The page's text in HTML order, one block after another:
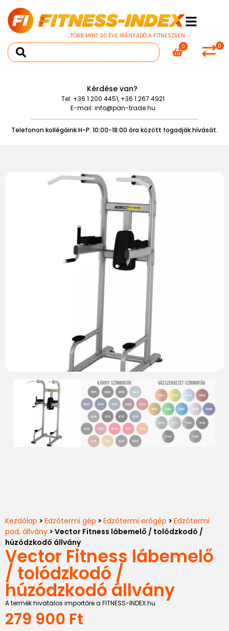
...TÖBB MINT 30 ÉVE IRÁNYADÓ A FITNESZBEN
0
0
Kérdése van?
Tel: +36 1 200 4451, +36 1 267 4921
E-mail: info@pan-trade.hu
Telefonon kollégáink H-P: 10:00-18:00 óra között fogadják hívását.
Kezdőlap > Edzőtermi gép > Edzőtermi erőgép > Edzőtermi
pad, állvány > Vector Fitness lábemelő / tolódzkodó /
húzódzkodó állvány
Vector Fitness lábemelő
/ tolódzkodó /
húzódzkodó állvány
A termék hivatalos importőre a FITNESS-INDEX.hu
279 900 Ft